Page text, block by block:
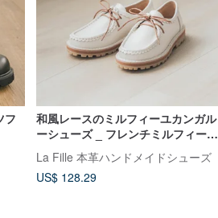
フ
和風レースのミルフィーユカンガル
ーシューズ _ フレンチミルフィーユ /
オフホワイト
La Fille 本革ハンドメイドシューズ
US$ 128.29